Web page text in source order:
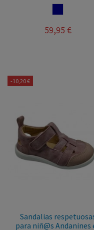
59,95 €
-10,20 €
Sandalias
para niñ@s Andanines